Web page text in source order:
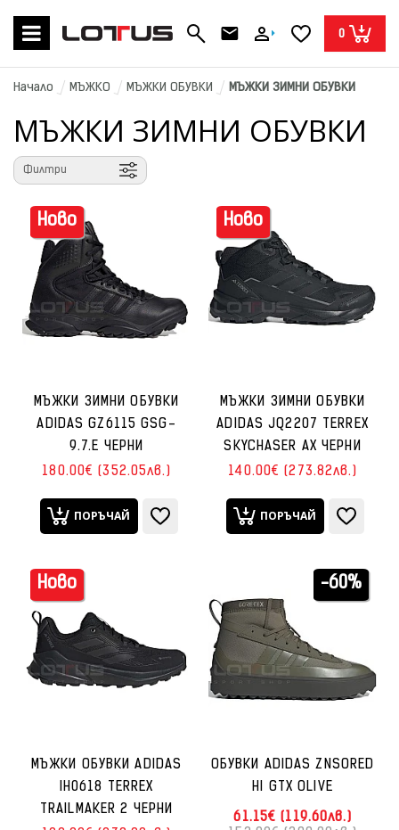
0
Начало МЪЖКО МЪЖКИ ОБУВКИ МЪЖКИ ЗИМНИ ОБУВКИ
МЪЖКИ ЗИМНИ ОБУВКИ
Филтри
Ново
МЪЖКИ ЗИМНИ ОБУВКИ
ADIDAS GZ6115 GSG-
9.7.E ЧЕРНИ
180.00€ (352.05лв.)
ПОРЪЧАЙ
Ново
МЪЖКИ ЗИМНИ ОБУВКИ
ADIDAS JQ2207 TERREX
SKYCHASER AX ЧЕРНИ
140.00€ (273.82лв.)
ПОРЪЧАЙ
Ново
МЪЖКИ ОБУВКИ ADIDAS
IH0618 TERREX
TRAILMAKER 2 ЧЕРНИ
-60%
ОБУВКИ ADIDAS ZNSORED
HI GTX OLIVE
61.15€ (119.60лв.)